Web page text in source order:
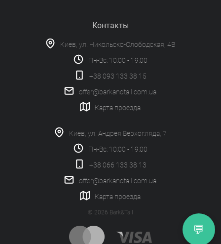
Контакты
Киев, ул. Никольско-Слободская, 4В
Пн-Вс: 10:00 - 19:00
+38 093 133 38 15
offer@barkandtail.com.ua
Карта проезда
Киев, ул. Андрея Верхогляда, 7
Пн-Вс: 10:00 - 19:00
+38 066 133 38 13
offer@barkandtail.com.ua
Карта проезда
© 2026 Bark&Tail
💬